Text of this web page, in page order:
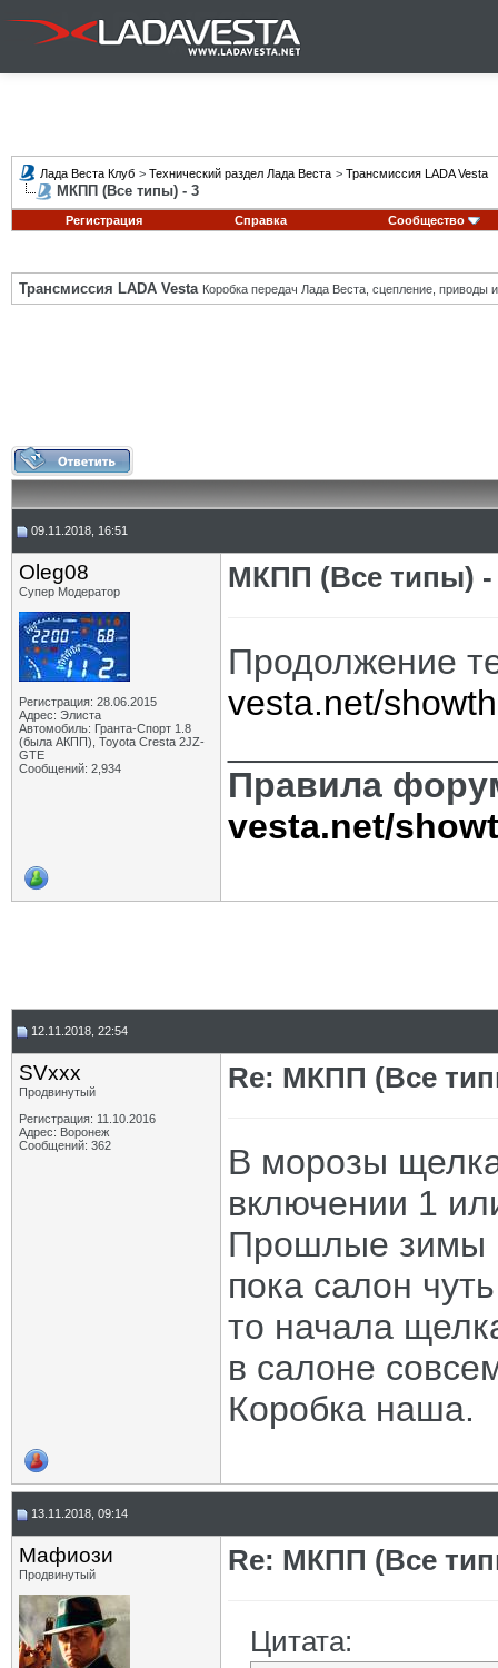
Лада Веста Клуб > Технический раздел Лада Веста > Трансмиссия LADA Vesta
МКПП (Все типы) - 3
Регистрация Справка Сообщество
Трансмиссия LADA Vesta Коробка передач Лада Веста, сцепление, приводы и
09.11.2018, 16:51
Oleg08
Супер Модератор
Регистрация: 28.06.2015
Адрес: Элиста
Автомобиль: Гранта-Спорт 1.8
(была АКПП), Toyota Cresta 2JZ-
GTE
Сообщений: 2,934
МКПП (Все типы) -
Продолжение
vesta.net/
Правила
vesta.net/
12.11.2018, 22:54
SVxxx
Продвинутый
Регистрация: 11.10.2016
Адрес: Воронеж
Сообщений: 362
Re: МКПП (Все
В морозы
включении 1
Прошлые зимы
пока салон
то начала
в салоне
Коробка наша.
13.11.2018, 09:14
Мафиози
Продвинутый Re: МКПП (Все
Цитата: